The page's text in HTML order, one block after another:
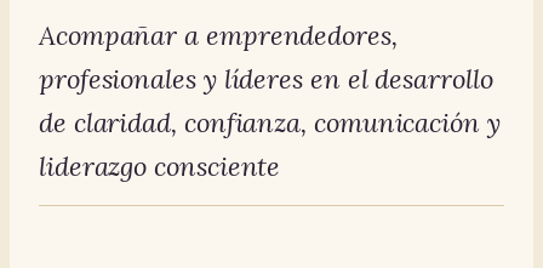
Acompañar a emprendedores,
profesionales y líderes en el desarrollo
de claridad, confianza, comunicación y
liderazgo consciente